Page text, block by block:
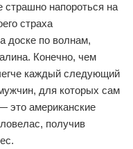
напороться на
страха
доске по волнам,
Конечно, чем
каждый следующий
для которых сам
это американские
получив